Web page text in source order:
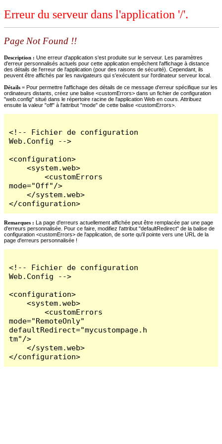
Erreur du serveur dans l'application '/'.
Page Not Found !!
Description : Une erreur d'application s'est produite sur le serveur. Les paramètres
d'erreur personnalisés actuels pour cette application empêchent l'affichage à distance
des détails de l'erreur de l'application (pour des raisons de sécurité). Cependant, ils
peuvent être affichés par les navigateurs qui s'exécutent sur l'ordinateur serveur local.
Détails = Pour permettre l'affichage des détails de ce message d'erreur spécifique sur les
ordinateurs distants, créez une balise <customErrors> dans un fichier de configuration
"web.config" situé dans le répertoire racine de l'application Web en cours. Attribuez
ensuite la valeur "off" à l'attribut "mode" de cette balise <customErrors>.
<!-- Fichier de configuration
Web.Config -->
<configuration>
    <system.web>
        <customErrors
mode="Off"/>
    </system.web>
</configuration>
Remarques : La page d'erreurs actuellement affichée peut être remplacée par une page
d'erreurs personnalisée. Pour ce faire, modifiez l'attribut "defaultRedirect" de la balise de
configuration <customErrors> de l'application, de sorte qu'il pointe vers une URL de la
page d'erreurs personnalisée !
<!-- Fichier de configuration
Web.Config -->
<configuration>
    <system.web>
        <customErrors
mode="RemoteOnly"
defaultRedirect="mycustompage.h
tm"/>
    </system.web>
</configuration>